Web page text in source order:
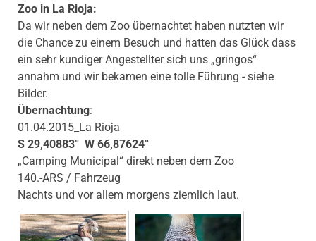
Zoo in La Rioja:
Da wir neben dem Zoo übernachtet haben nutzten wir
die Chance zu einem Besuch und hatten das Glück dass
ein sehr kundiger Angestellter sich uns „gringos“
annahm und wir bekamen eine tolle Führung - siehe
Bilder.
Übernachtung:
01.04.2015_La Rioja
S 29,40883° W 66,87624°
„Camping Municipal“ direkt neben dem Zoo
140.-ARS / Fahrzeug
Nachts und vor allem morgens ziemlich laut.